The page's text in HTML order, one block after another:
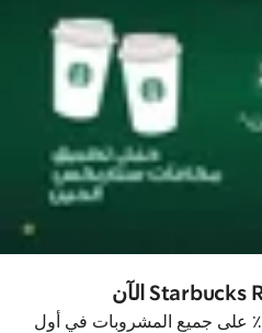
اشترك واحصل على خصم 20٪ على جميع المشروبات في أول